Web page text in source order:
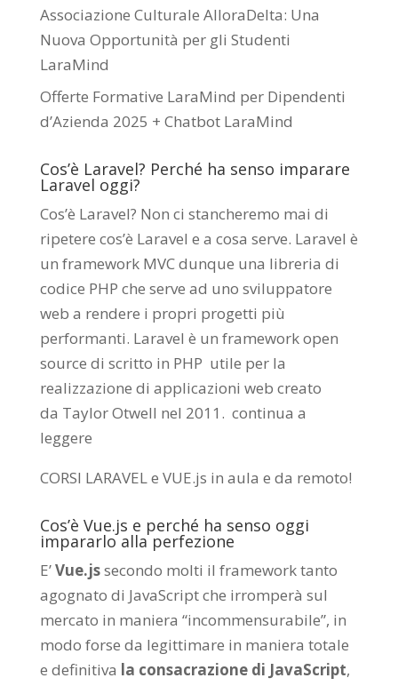
Associazione Culturale AlloraDelta: Una
Nuova Opportunità per gli Studenti
LaraMind
Offerte Formative LaraMind per Dipendenti
d’Azienda 2025 + Chatbot LaraMind
Cos’è Laravel? Perché ha senso imparare
Laravel oggi?
Cos’è Laravel? Non ci stancheremo mai di
ripetere cos’è Laravel e a cosa serve. Laravel è
un framework MVC dunque una libreria di
codice PHP che serve ad uno sviluppatore
web a rendere i propri progetti più
performanti. Laravel è un framework open
source di scritto in PHP utile per la
realizzazione di applicazioni web creato
da Taylor Otwell nel 2011. continua a
leggere
CORSI LARAVEL e VUE.js in aula e da remoto!
Cos’è Vue.js e perché ha senso oggi
impararlo alla perfezione
E’Vue.jssecondo molti il framework tanto
agognato di JavaScript che irromperà sul
mercato in maniera “incommensurabile”, in
modo forse da legittimare in maniera totale
e definitiva la consacrazione di JavaScript,